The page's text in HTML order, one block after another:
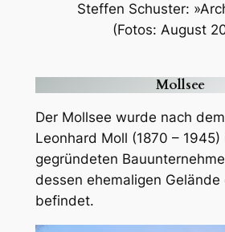
Steffen Schuster:
(Fotos: August
Mollsee
Der Mollsee wurde nach
Leonhard Moll (1870 – 1945)
gegründeten
dessen ehemaligen Gelände
befindet.